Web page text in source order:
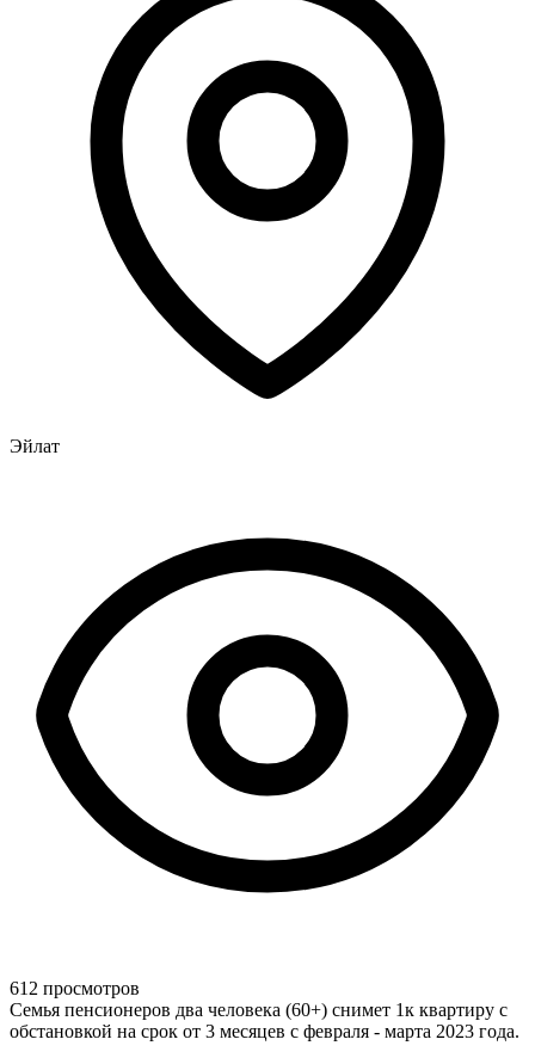
Эйлат
612 просмотров
Семья пенсионеров два человека (60+) снимет 1к квартиру с
обстановкой на срок от 3 месяцев с февраля - марта 2023 года.